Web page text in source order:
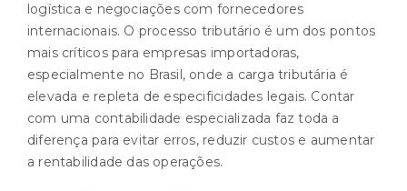
logística e negociações com fornecedores
internacionais. O processo tributário é um dos pontos
mais críticos para empresas importadoras,
especialmente no Brasil, onde a carga tributária é
elevada e repleta de especificidades legais. Contar
com uma contabilidade especializada faz toda a
diferença para evitar erros, reduzir custos e aumentar
a rentabilidade das operações.